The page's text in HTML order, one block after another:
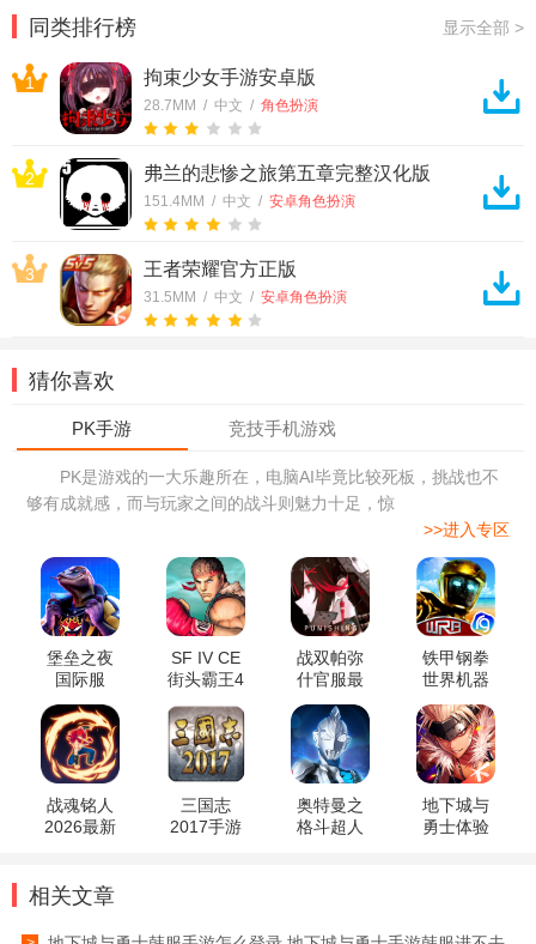
同类排行榜 显示全部 >
1 拘束少女手游安卓版
28.7MM / 中文 / 角色扮演
2 弗兰的悲惨之旅第五章完整汉化版
151.4MM / 中文 / 安卓角色扮演
3 王者荣耀官方正版
31.5MM / 中文 / 安卓角色扮演
猜你喜欢
PK是游戏的一大乐趣所在，电脑AI毕竟比较死板，挑战也不
够有成就感，而与玩家之间的战斗则魅力十足，惊
>>进入专区
堡垒之夜
国际服
SF IV CE
街头霸王4
冠军版游
戏安卓版
战双帕弥
什官服最
新版本
铁甲钢拳
世界机器
人拳击游
戏安卓版
战魂铭人
2026最新
三国志
2017手游
奥特曼之
格斗超人
地下城与
勇士体验
相关文章